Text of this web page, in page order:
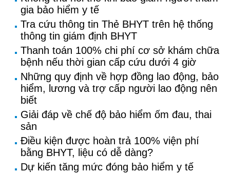
gia bảo hiểm y tế
Tra cứu thông tin Thẻ BHYT trên hệ thống
thông tin giám định BHYT
Thanh toán 100% chi phí cơ sở khám chữa
bệnh nếu thời gian cấp cứu dưới 4 giờ
Những quy định về hợp đồng lao động, bảo
hiểm, lương và trợ cấp người lao động nên
biết
Giải đáp về chế độ bảo hiểm ốm đau, thai
sản
Điều kiện được hoàn trả 100% viện phí
bằng BHYT, liệu có dễ dàng?
Dự kiến tăng mức đóng bảo hiểm y tế